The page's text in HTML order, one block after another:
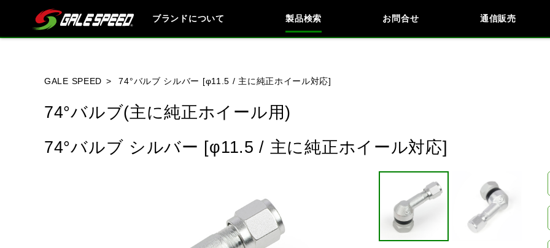
ブランドについて 製品検索 お問合せ 通信販売
閉じる
GALE SPEED 74°バルブ シルバー [φ11.5 / 主に純正ホイール対応]
74°バルブ(主に純正ホイール用)
74°バルブ シルバー [φ11.5 / 主に純正ホイール対応]